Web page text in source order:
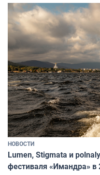
НОВОСТИ
Lumen, Stigmata и
фестиваля «Имандра» в